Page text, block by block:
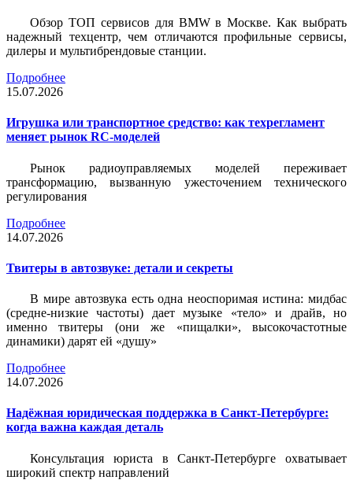
Обзор ТОП сервисов для BMW в Москве. Как выбрать
надежный техцентр, чем отличаются профильные сервисы,
дилеры и мультибрендовые станции.
Подробнее
15.07.2026
Игрушка или транспортное средство: как техрегламент
меняет рынок RC-моделей
Рынок радиоуправляемых моделей переживает
трансформацию, вызванную ужесточением технического
регулирования
Подробнее
14.07.2026
Твитеры в автозвуке: детали и секреты
В мире автозвука есть одна неоспоримая истина: мидбас
(средне-низкие частоты) дает музыке «тело» и драйв, но
именно твитеры (они же «пищалки», высокочастотные
динамики) дарят ей «душу»
Подробнее
14.07.2026
Надёжная юридическая поддержка в Санкт-Петербурге:
когда важна каждая деталь
Консультация юриста в Санкт-Петербурге охватывает
широкий спектр направлений